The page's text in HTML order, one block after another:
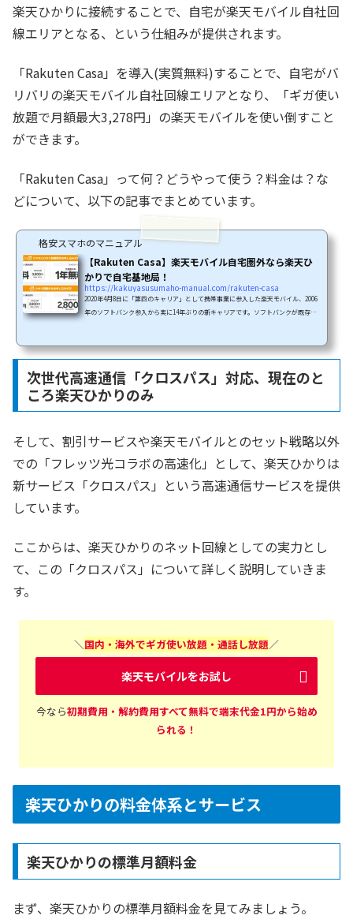
楽天ひかりに接続することで、自宅が楽天モバイル自社回
線エリアとなる、という仕組みが提供されます。
「Rakuten Casa」を導入(実質無料)することで、自宅がバ
リバリの楽天モバイル自社回線エリアとなり、「ギガ使い
放題で月額最大3,278円」の楽天モバイルを使い倒すこと
ができます。
「Rakuten Casa」って何？どうやって使う？料金は？な
どについて、以下の記事でまとめています。
格安スマホのマニュアル
【Rakuten Casa】楽天モバイル自宅圏外なら楽天ひ
かりで自宅基地局！
https://kakuyasusumaho-manual.com/rakuten-casa
2020年4月8日に「第四のキャリア」として携帯事業に参入した楽天モバイル、2006
年のソフトバンク参入から実に14年ぶりの新キャリアです。ソフトバンクが既存キ
張っています。そんな楽天モバイルですが「エリアが広がると自宅が圏外」という
ーミング)が終了し(これ、当然)、自社回線エリアの実力が...
次世代高速通信「クロスパス」対応、現在のと
ころ楽天ひかりのみ
そして、割引サービスや楽天モバイルとのセット戦略以外
での「フレッツ光コラボの高速化」として、楽天ひかりは
新サービス「クロスパス」という高速通信サービスを提供
しています。
ここからは、楽天ひかりのネット回線としての実力とし
て、この「クロスパス」について詳しく説明していきま
す。
＼国内・海外でギガ使い放題・通話し放題／
楽天モバイルをお試し
今なら初期費用・解約費用すべて無料で端末代金1円から始め
られる！
楽天ひかりの料金体系とサービス
楽天ひかりの標準月額料金
まず、楽天ひかりの標準月額料金を見てみましょう。